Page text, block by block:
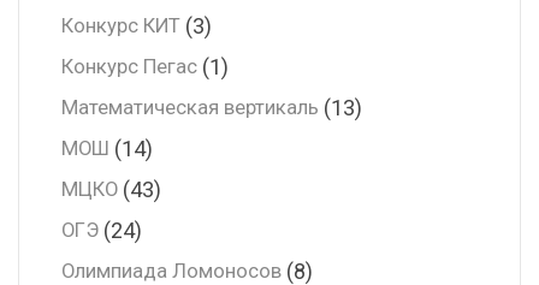
Конкурс КИТ (3)
Конкурс Пегас (1)
Математическая вертикаль (13)
МОШ (14)
МЦКО (43)
ОГЭ (24)
Олимпиада Ломоносов (8)